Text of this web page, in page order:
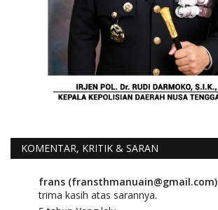
KOMENTAR, KRITIK & SARAN
frans (fransthmanuain@gmail.com)
trima kasih atas sarannya.